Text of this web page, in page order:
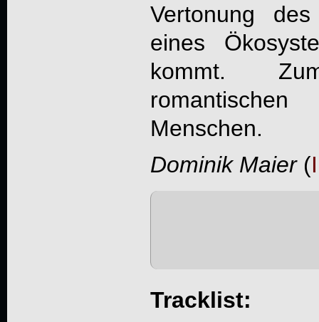
Vertonung
eines
kommt.
Menschen.
Dominik Maier(
Tracklist: